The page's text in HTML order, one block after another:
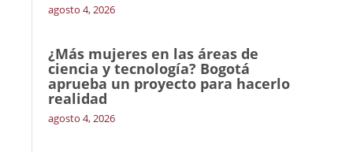
agosto 4, 2026
¿Más mujeres en las áreas de
ciencia y tecnología? Bogotá
aprueba un proyecto para hacerlo
realidad
agosto 4, 2026